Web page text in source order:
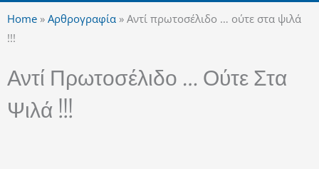
e
b
k
Home » Αρθρογραφία » Αντί πρωτοσέλιδο … ούτε στα ψιλά
!!!
Αντί Πρωτοσέλιδο … Ούτε Στα
Ψιλά !!!